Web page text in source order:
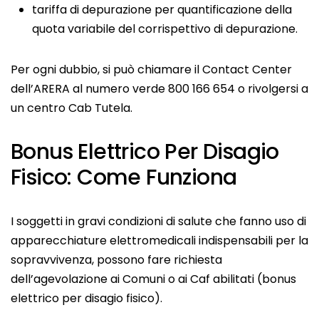
tariffa di depurazione per quantificazione della
quota variabile del corrispettivo di depurazione.
Per ogni dubbio, si può chiamare il Contact Center
dell’ARERA al numero verde 800 166 654 o rivolgersi a
un centro Cab Tutela.
Bonus Elettrico Per Disagio
Fisico: Come Funziona
I soggetti in gravi condizioni di salute che fanno uso di
apparecchiature elettromedicali indispensabili per la
sopravvivenza, possono fare richiesta
dell’agevolazione ai Comuni o ai Caf abilitati (bonus
elettrico per disagio fisico).